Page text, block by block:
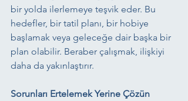
bir yolda ilerlemeye teşvik eder. Bu
hedefler, bir tatil planı, bir hobiye
başlamak veya geleceğe dair başka bir
plan olabilir. Beraber çalışmak, ilişkiyi
daha da yakınlaştırır.
Sorunları Ertelemek Yerine Çözün